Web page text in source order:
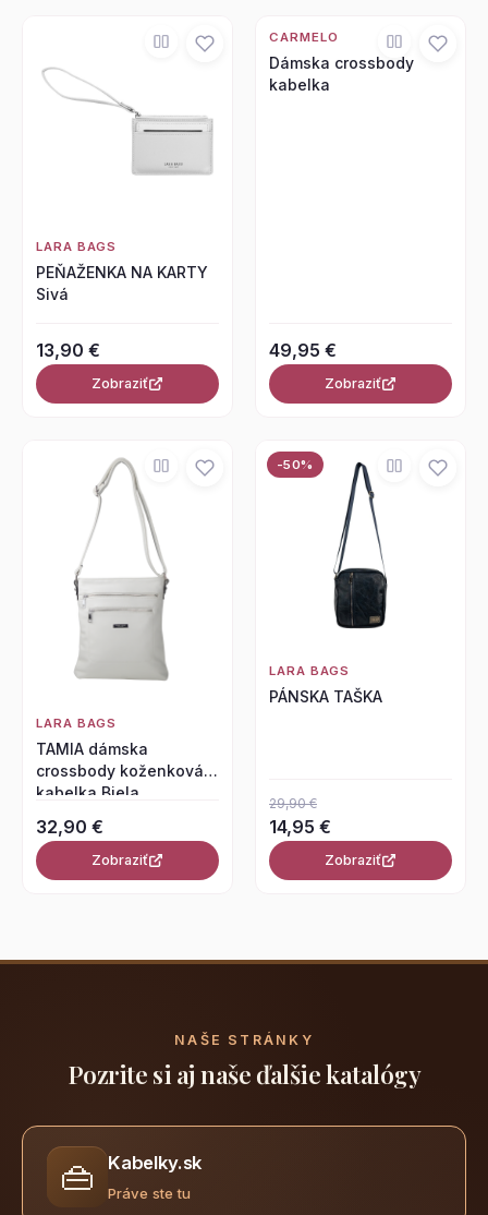
LARA BAGS
PEŇAŽENKA NA KARTY
Sivá
13,90 €
Zobraziť
CARMELO
Dámska crossbody
kabelka
49,95 €
Zobraziť
LARA BAGS
TAMIA dámska
crossbody koženková
kabelka Biela
32,90 €
Zobraziť
-50%
LARA BAGS
PÁNSKA TAŠKA
29,90 €
14,95 €
Zobraziť
NAŠE STRÁNKY
Pozrite si aj naše ďalšie katalógy
👜 Kabelky.sk
Práve ste tu